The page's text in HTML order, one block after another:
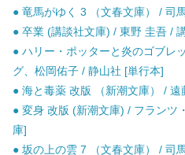
● 竜馬がゆく 3 （文春文庫） / 司
● 卒業 (講談社文庫) / 東野 圭吾 /
● ハリー・ポッターと炎のゴブレ
グ、松岡佑子 / 静山社 [単行本]
● 海と毒薬 改版 （新潮文庫） /
● 変身 改版 (新潮文庫) / フランツ
庫]
● 坂の上の雲 7 （文春文庫） / 司